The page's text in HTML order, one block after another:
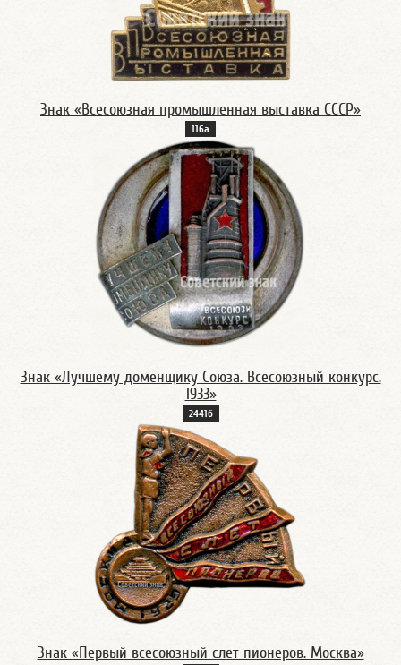
Знак «Всесоюзная промышленная выставка СССР»
116а
Знак «Лучшему доменщику Союза. Всесоюзный конкурс.
1933»
2441б
Знак «Первый всесоюзный слет пионеров. Москва»